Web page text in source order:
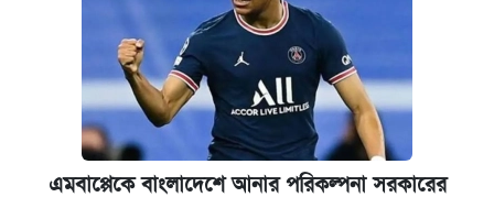
এমবাপ্পেকে বাংলাদেশে আনার পরিকল্পনা সরকারের